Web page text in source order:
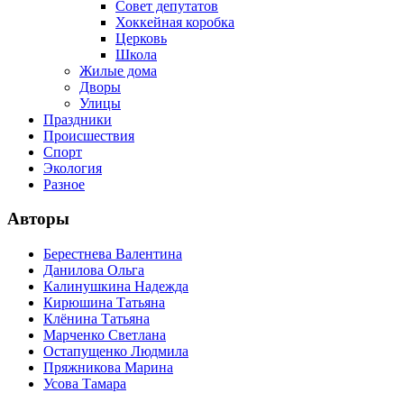
Совет депутатов
Хоккейная коробка
Церковь
Школа
Жилые дома
Дворы
Улицы
Праздники
Происшествия
Спорт
Экология
Разное
Авторы
Берестнева Валентина
Данилова Ольга
Калинушкина Надежда
Кирюшина Татьяна
Клёнина Татьяна
Марченко Светлана
Остапущенко Людмила
Пряжникова Марина
Усова Тамара